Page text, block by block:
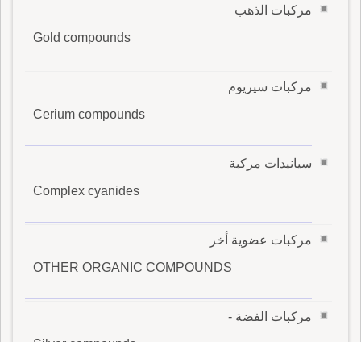
مركبات الذهب
Gold compounds
مركبات سيريوم
Cerium compounds
سيانيدات مركبة
Complex cyanides
مركبات عضوية أخر
OTHER ORGANIC COMPOUNDS
مركبات الفضة -